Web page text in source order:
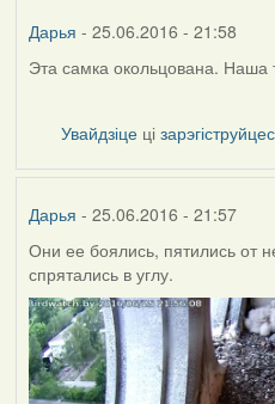
Дарья - 25.06.2016 - 21:58
Эта самка окольцована. Наша
Увайдзіце ці
Дарья - 25.06.2016 - 21:57
Они ее боялись, пятились от
спрятались в углу.